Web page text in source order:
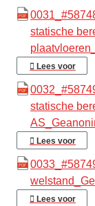
statische
Lees voor
statische
Lees voor
Lees voor